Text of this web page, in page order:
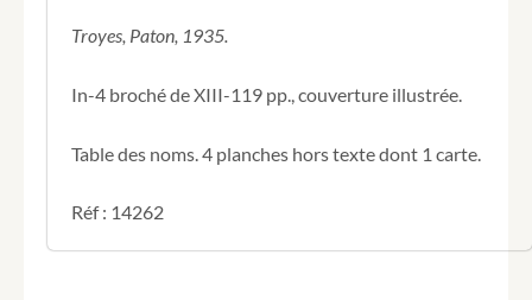
Préface
Edouard
Troyes, Paton, 1935.
In-4 broché de XIII-119 pp., couverture illustrée.
Table des noms. 4 planches hors texte dont 1 carte.
Réf : 14262